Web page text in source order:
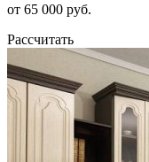
от 65 000 руб.
Рассчитать